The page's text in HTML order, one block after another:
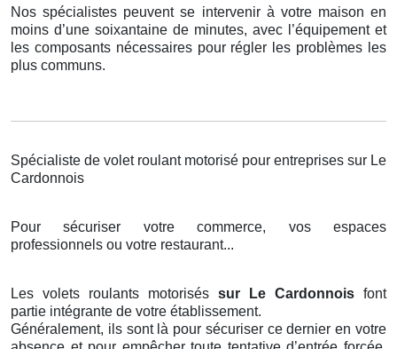
Nos spécialistes peuvent se intervenir à votre maison en
moins d’une soixantaine de minutes, avec l’équipement et
les composants nécessaires pour régler les problèmes les
plus communs.
Spécialiste de volet roulant motorisé pour entreprises sur Le
Cardonnois
Pour sécuriser votre commerce, vos espaces
professionnels ou votre restaurant...
Les volets roulants motorisés sur Le Cardonnois font
partie intégrante de votre établissement.
Généralement, ils sont là pour sécuriser ce dernier en votre